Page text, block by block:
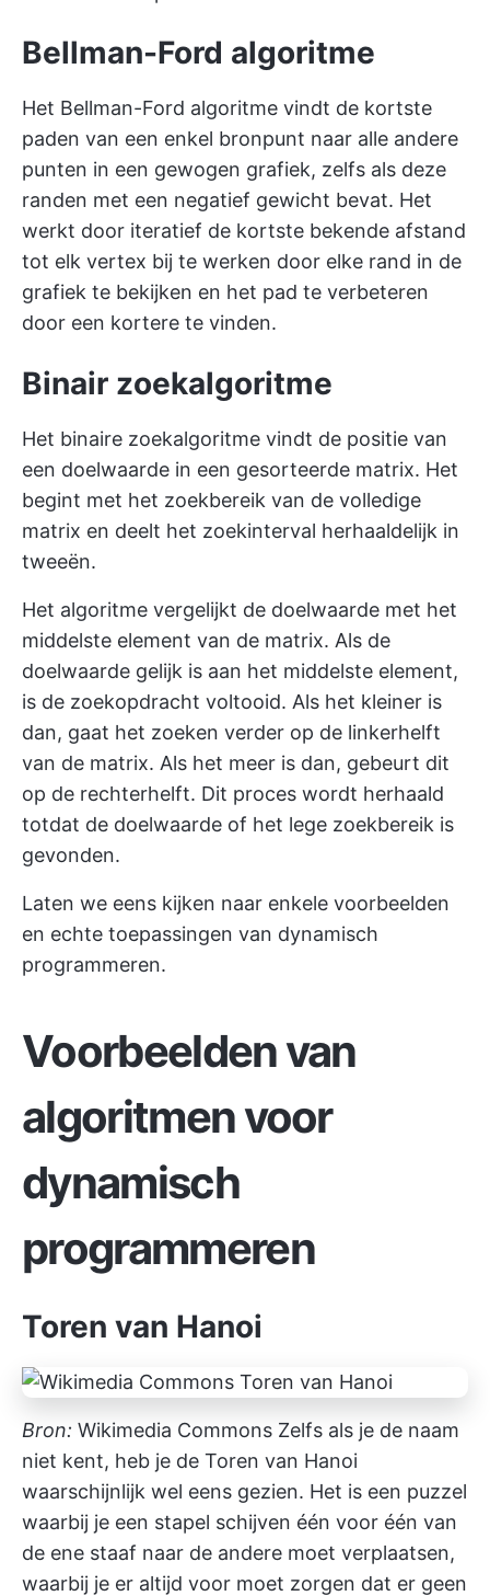
Bellman-Ford algoritme
Het Bellman-Ford algoritme vindt de kortste
paden van een enkel bronpunt naar alle andere
punten in een gewogen grafiek, zelfs als deze
randen met een negatief gewicht bevat. Het
werkt door iteratief de kortste bekende afstand
tot elk vertex bij te werken door elke rand in de
grafiek te bekijken en het pad te verbeteren
door een kortere te vinden.
Binair zoekalgoritme
Het binaire zoekalgoritme vindt de positie van
een doelwaarde in een gesorteerde matrix. Het
begint met het zoekbereik van de volledige
matrix en deelt het zoekinterval herhaaldelijk in
tweeën.
Het algoritme vergelijkt de doelwaarde met het
middelste element van de matrix. Als de
doelwaarde gelijk is aan het middelste element,
is de zoekopdracht voltooid. Als het kleiner is
dan, gaat het zoeken verder op de linkerhelft
van de matrix. Als het meer is dan, gebeurt dit
op de rechterhelft. Dit proces wordt herhaald
totdat de doelwaarde of het lege zoekbereik is
gevonden.
Laten we eens kijken naar enkele voorbeelden
en echte toepassingen van dynamisch
programmeren.
Voorbeelden van
algoritmen voor
dynamisch
programmeren
Toren van Hanoi
Bron: Wikimedia Commons Zelfs als je de naam
niet kent, heb je de Toren van Hanoi
waarschijnlijk wel eens gezien. Het is een puzzel
waarbij je een stapel schijven één voor één van
de ene staaf naar de andere moet verplaatsen,
waarbij je er altijd voor moet zorgen dat er geen